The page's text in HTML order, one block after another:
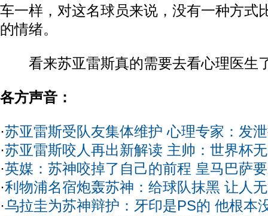
车一样，对这名球员来说，没有一种方式
的情绪。
看来苏亚雷斯真的需要去看心理医生
各方声音：
·苏亚雷斯受队友集体维护 心理专家：发
·苏亚雷斯咬人再出新解读 主帅：世界杯
·英媒：苏神咬掉了自己的前程 皇马巴萨
·利物浦名宿炮轰苏神：给球队抹黑 让人
·乌拉圭为苏神辩护：牙印是PS的 他根本